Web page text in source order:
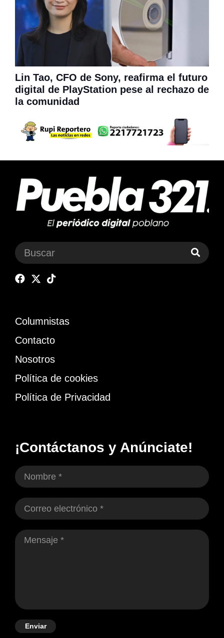
Lin Tao, CFO de Sony, reafirma el futuro
digital de PlayStation pese al rechazo de
la comunidad
Columnistas
Contacto
Nosotros
Política de cookies
Política de Privacidad
¡Contáctanos y Anúnciate!
Enviar